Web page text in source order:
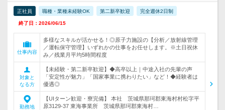
正社員 職種・業種未経験OK 第二新卒歓迎 完全週休2日制
終了日：2026/06/15
仕事内容
多様なスキルが活かせる！◎原子力施設の【分析／放射線管理
／運転保守管理】いずれかの仕事をお任せします。※土日祝休
み／残業月平均5時間程度
対象と
なる方
【未経験・第二新卒歓迎】◆高卒以上｜中途入社の先輩の声
「安定性が魅力」「国家事業に携わりたい」など！◆経験者は
優遇◎
勤務地
【UIターン歓迎・寮完備】 本社 茨城県那珂郡東海村村松字平
原3129-37 東海事業所 茨城県那珂郡東海村…